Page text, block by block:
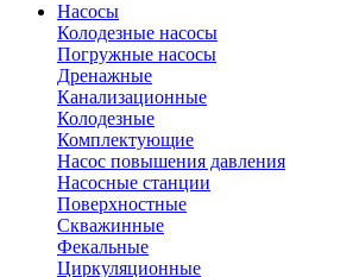
Насосы
Колодезные насосы
Погружные насосы
Дренажные
Канализационные
Колодезные
Комплектующие
Насос повышения давления
Насосные станции
Поверхностные
Скважинные
Фекальные
Циркуляционные